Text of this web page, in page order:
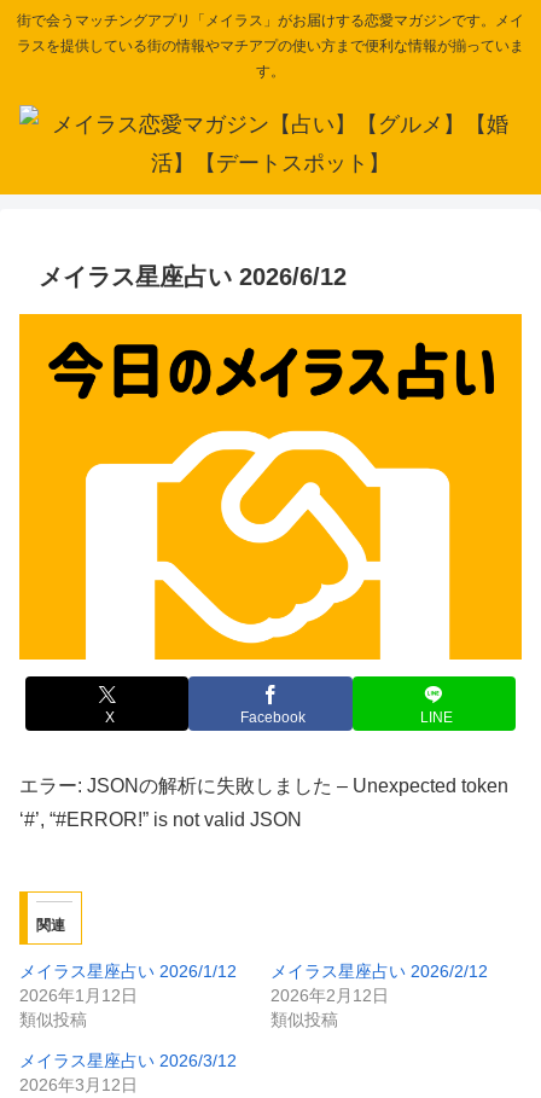
街で会うマッチングアプリ「メイラス」がお届けする恋愛マガジンです。メイ
ラスを提供している街の情報やマチアプの使い方まで便利な情報が揃っていま
す。
メイラス星座占い 2026/6/12
X Facebook LINE
エラー: JSONの解析に失敗しました – Unexpected token
‘#’, “#ERROR!” is not valid JSON
関連
メイラス星座占い 2026/1/12
2026年1月12日
類似投稿
メイラス星座占い 2026/2/12
2026年2月12日
類似投稿
メイラス星座占い 2026/3/12
2026年3月12日